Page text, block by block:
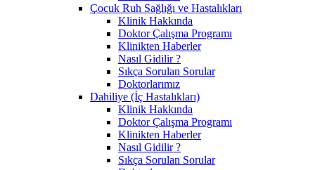
Çocuk Ruh Sağlığı ve Hastalıkları
Klinik Hakkında
Doktor Çalışma Programı
Klinikten Haberler
Nasıl Gidilir ?
Sıkça Sorulan Sorular
Doktorlarımız
Dahiliye (İç Hastalıkları)
Klinik Hakkında
Doktor Çalışma Programı
Klinikten Haberler
Nasıl Gidilir ?
Sıkça Sorulan Sorular